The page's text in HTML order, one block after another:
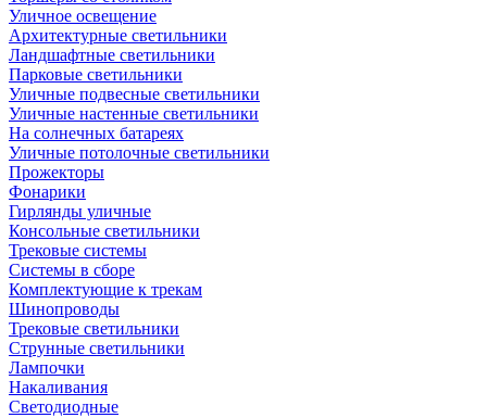
Уличное освещение
Архитектурные светильники
Ландшафтные светильники
Парковые светильники
Уличные подвесные светильники
Уличные настенные светильники
На солнечных батареях
Уличные потолочные светильники
Прожекторы
Фонарики
Гирлянды уличные
Консольные светильники
Трековые системы
Системы в сборе
Комплектующие к трекам
Шинопроводы
Трековые светильники
Струнные светильники
Лампочки
Накаливания
Светодиодные